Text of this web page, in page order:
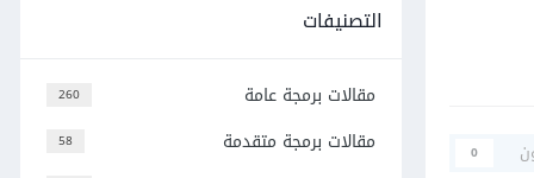
0
التصنيفات
260 مقالات برمجة عامة
58 مقالات برمجة متقدمة